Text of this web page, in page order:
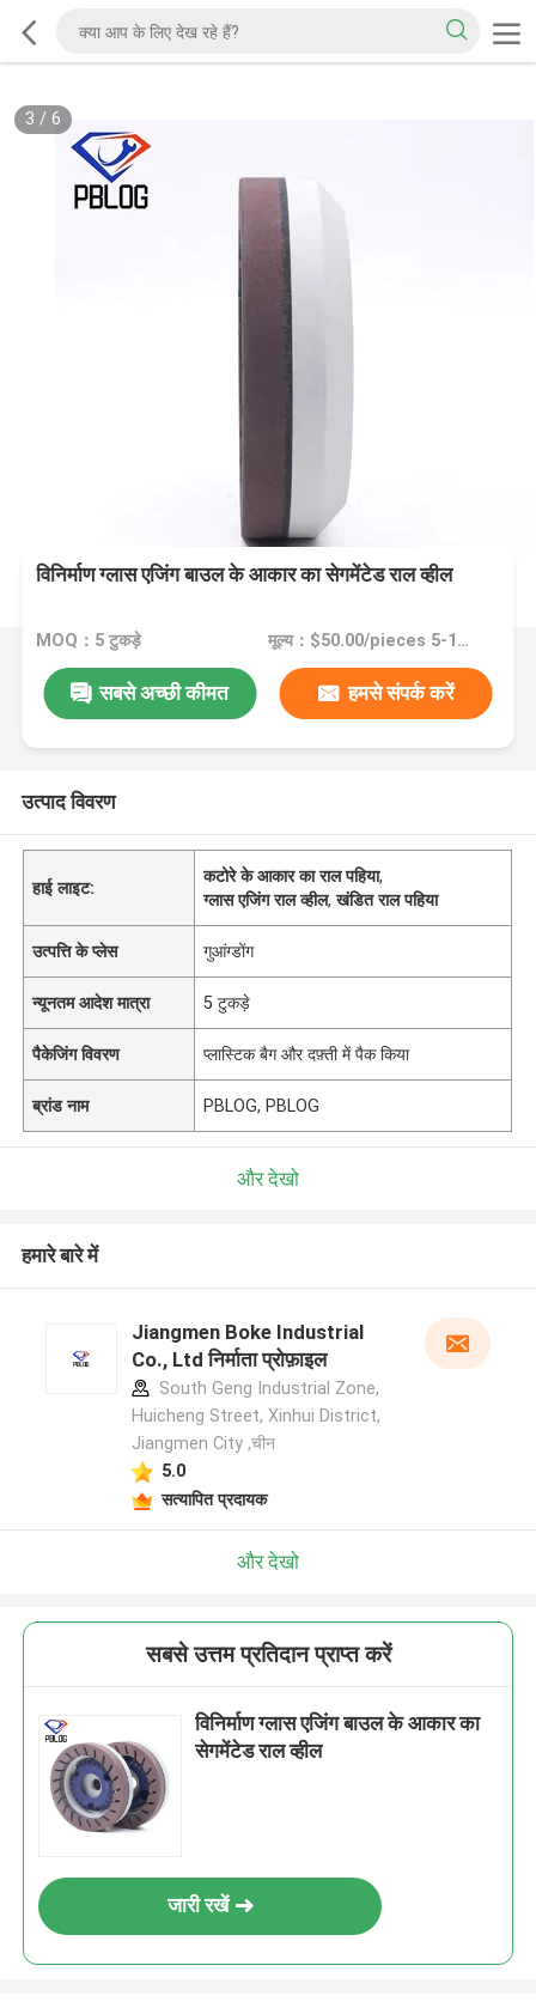
3 / 6
विनिर्माण ग्लास एजिंग बाउल के आकार का सेगमेंटेड राल व्हील
MOQ：5 टुकड़े मूल्य：$50.00/pieces 5-19 pieces
सबसे अच्छी कीमत हमसे संपर्क करें
उत्पाद विवरण
हाई लाइट:
कटोरे के आकार का राल पहिया,
ग्लास एजिंग राल व्हील,खंडित राल पहिया
उत्पत्ति के प्लेस गुआंग्डोंग
न्यूनतम आदेश मात्रा 5 टुकड़े
पैकेजिंग विवरण प्लास्टिक बैग और दफ़्ती में पैक किया
ब्रांड नाम PBLOG, PBLOG
और देखो
हमारे बारे में
Jiangmen Boke Industrial
Co., Ltd निर्माता प्रोफ़ाइल
South Geng Industrial Zone,
Huicheng Street, Xinhui District,
Jiangmen City ,चीन
5.0
सत्यापित प्रदायक
और देखो
सबसे उत्तम प्रतिदान प्राप्त करें
विनिर्माण ग्लास एजिंग बाउल के आकार का
सेगमेंटेड राल व्हील
जारी रखें